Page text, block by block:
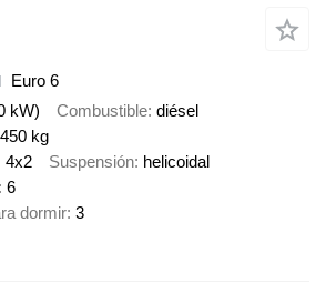
Euro 6
kW) Combustible diésel
450 kg
4x2 Suspensión helicoidal
6
dormir 3